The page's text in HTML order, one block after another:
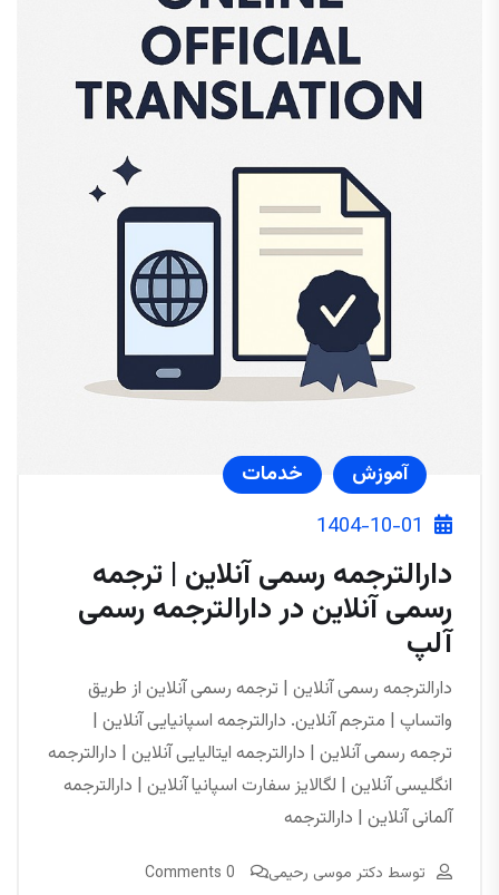
آموزش
خدمات
1404-10-01
دارالترجمه رسمی آنلاین | ترجمه
رسمی آنلاین در دارالترجمه رسمی
آلپ
دارالترجمه رسمی آنلاین | ترجمه رسمی آنلاین از طریق
واتساپ | مترجم آنلاین. دارالترجمه اسپانیایی آنلاین |
ترجمه رسمی آنلاین | دارالترجمه ایتالیایی آنلاین | دارالترجمه
انگلیسی آنلاین | لگالایز سفارت اسپانیا آنلاین | دارالترجمه
آلمانی آنلاین | دارالترجمه
توسط دکتر موسی رحیمی 0 Comments